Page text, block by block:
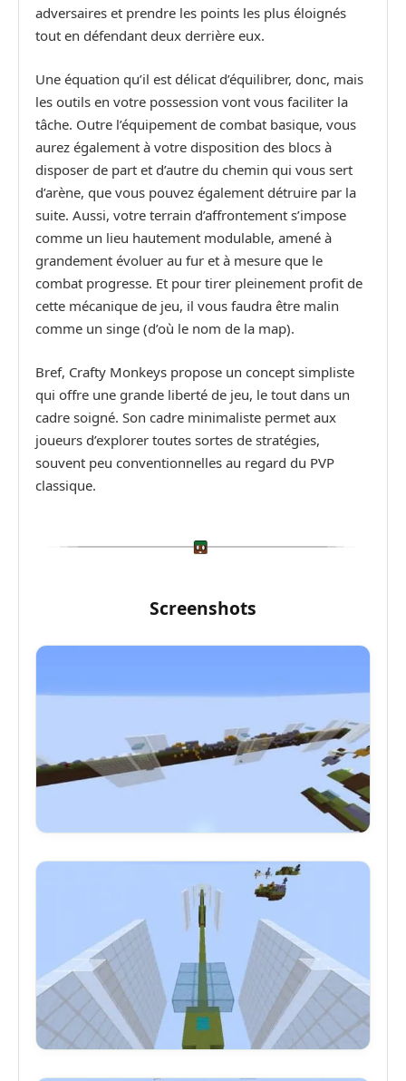
adversaires et prendre les points les plus éloignés
tout en défendant deux derrière eux.
Une équation qu’il est délicat d’équilibrer, donc, mais
les outils en votre possession vont vous faciliter la
tâche. Outre l’équipement de combat basique, vous
aurez également à votre disposition des blocs à
disposer de part et d’autre du chemin qui vous sert
d’arène, que vous pouvez également détruire par la
suite. Aussi, votre terrain d’affrontement s’impose
comme un lieu hautement modulable, amené à
grandement évoluer au fur et à mesure que le
combat progresse. Et pour tirer pleinement profit de
cette mécanique de jeu, il vous faudra être malin
comme un singe (d’où le nom de la map).
Bref, Crafty Monkeys propose un concept simpliste
qui offre une grande liberté de jeu, le tout dans un
cadre soigné. Son cadre minimaliste permet aux
joueurs d’explorer toutes sortes de stratégies,
souvent peu conventionnelles au regard du PVP
classique.
Screenshots